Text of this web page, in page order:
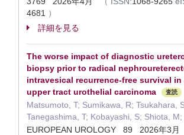
4681 ）
詳細を見る
The worse impact of diagnostic
biopsy prior to radical
intravesical recurrence-free survival
upper tract urothelial carcinoma
査読
Matsumoto, T; Sumikawa, R; Tsukahara,
Tanegashima, T; Kobayashi, S; Shiota, M;
EUROPEAN UROLOGY 89 2026年3月